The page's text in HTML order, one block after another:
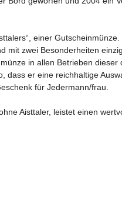
einer
mit zwei Besonderheiten
in allen Betrieben
dass er eine reichhaltige
für Jedermann/frau.
Aisttaler, leistet einen